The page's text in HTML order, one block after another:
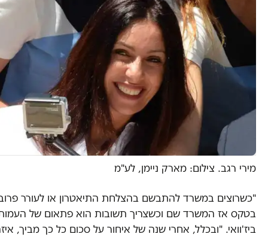
מירי רגב. צילום: מארק ניימן, לע"מ
"כשרוצים במשרד להתבשם בהצלחת התיאטרון או לעורר
בטקס אז המשרד שם וכשצריך תשובות הוא פתאום של
ביז'וואי. "ובכלל, אחרי שנה של איחור על סכום כל כך מביך,